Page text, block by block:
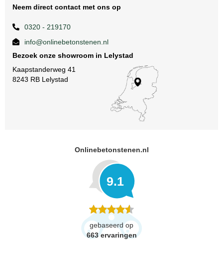
Neem direct contact met ons op
0320 - 219170
info@onlinebetonstenen.nl
Bezoek onze showroom in Lelystad
Kaapstanderweg 41
8243 RB Lelystad
Onlinebetonstenen.nl
9.1
gebaseerd op
663 ervaringen